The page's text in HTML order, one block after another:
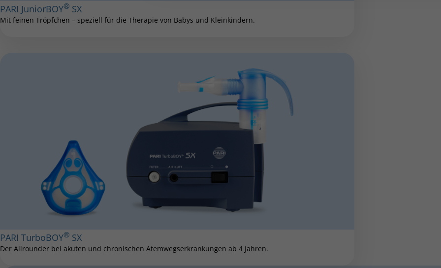
PARI JuniorBOY® SX
Mit feinen Tröpfchen – speziell für die Therapie von Babys und Kleinkindern.
PARI TurboBOY® SX
Der Allrounder bei akuten und chroni­schen Atemwegserkrankungen ab 4 Jahren.